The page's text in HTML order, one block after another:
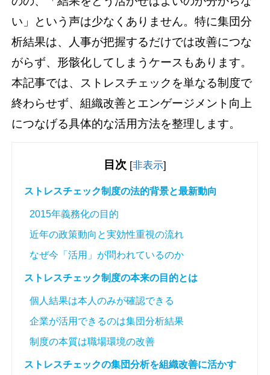
い」という声は少なくありません。特に集団分
析結果は、人事が把握するだけでは改善につな
がらず、形骸化してしまうケースもあります。
本記事では、ストレスチェックを単なる制度で
終わらせず、組織改善とエンゲージメント向上
につなげる具体的な活用方法を整理します。
目次 [非表示]
ストレスチェック制度の法的背景と最新動向
2015年義務化の目的
近年の政策動向と実効性重視の流れ
なぜ今「活用」が問われているのか
ストレスチェック制度の本来の目的とは
個人結果は本人のみが確認できる
企業が活用できるのは集団分析結果
制度の本質は職場環境の改善
ストレスチェックの集団分析を組織改善に活かす